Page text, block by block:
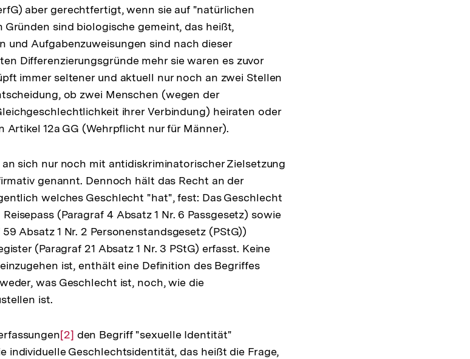
aber gerechtfertigt, wenn sie auf "natürlichen
sind biologische gemeint, das heißt,
und Aufgabenzuweisungen sind nach dieser
Differenzierungsgründe mehr sie waren es zuvor
immer seltener und aktuell nur noch an zwei Stellen
ob zwei Menschen (wegen der
ihrer Verbindung) heiraten oder
12a GG (Wehrpflicht nur für Männer).
sich nur noch mit antidiskriminatorischer Zielsetzung
genannt. Dennoch hält das Recht an der
welches Geschlecht "hat", fest: Das Geschlecht
(Paragraf 4 Absatz 1 Nr. 6 Passgesetz) sowie
Absatz 1 Nr. 2 Personenstandsgesetz (PStG))
(Paragraf 21 Absatz 1 Nr. 3 PStG) erfasst. Keine
ist, enthält eine Definition des Begriffes
was Geschlecht ist, noch, wie die
ist.
Zur
Auflösung
[2] den Begriff "sexuelle Identität"
individuelle Geschlechtsidentität, das heißt die Frage,